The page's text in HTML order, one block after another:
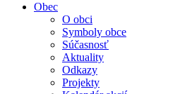
Obec
O obci
Symboly obce
Súčasnosť
Aktuality
Odkazy
Projekty